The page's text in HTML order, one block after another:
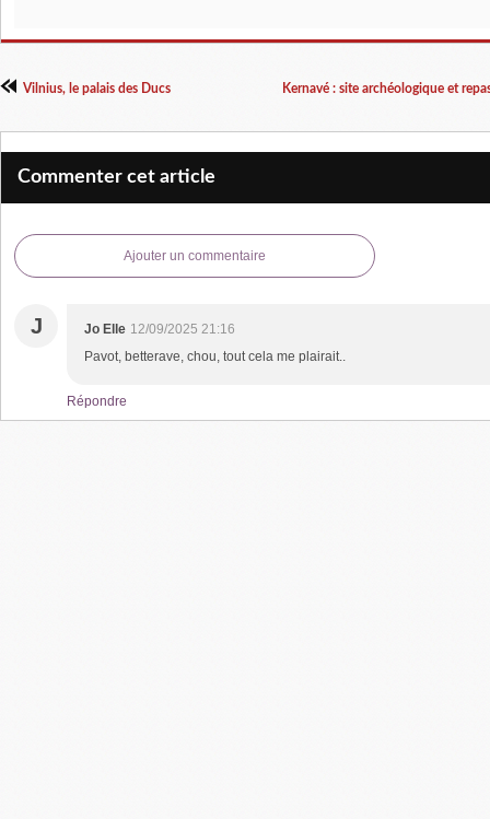
Vilnius, le palais des Ducs Kernavé : site archéologique et
Commenter cet article
Ajouter un commentaire
J Jo Elle 12/09/2025 21:16
Pavot, betterave, chou, tout cela me plairait..
Répondre